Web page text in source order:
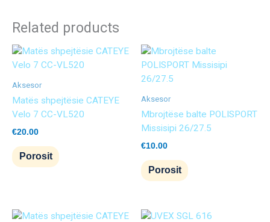
Related products
Aksesor
Matës shpejtësie CATEYE
Velo 7 CC-VL520
€20.00
Porosit
Aksesor
Mbrojtëse balte POLISPORT
Missisipi 26/27.5
€10.00
Porosit